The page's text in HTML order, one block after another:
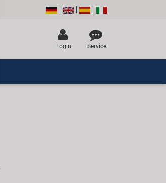
Login Service